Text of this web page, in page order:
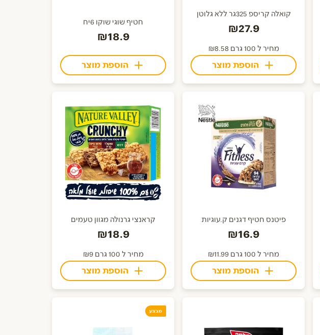
קואלה קריספ 325גר ללא גלוטן
₪27.9
מחיר ל 100 גרם ₪8.58
הוספת מוצר
חטיף שוגי שוקו 6יח
₪18.9
הוספת מוצר
פיטנס חטיף דגנים ק.עוגיות
₪16.9
מחיר ל 100 גרם ₪11.99
הוספת מוצר
קראנצי גרנולה מגוון טעמים
₪18.9
מחיר ל 100 גרם ₪9
הוספת מוצר
מבצע